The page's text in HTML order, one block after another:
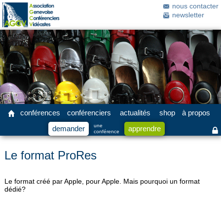
nous contacter
newsletter
conférences conférenciers actualités shop
à propos
demander
une
conférence
apprendre
Le format ProRes
Le format créé par Apple, pour Apple. Mais pourquoi un format
dédié?